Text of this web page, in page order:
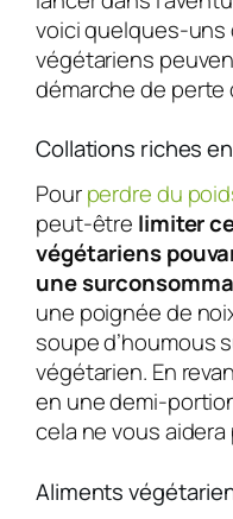
voici quelques-uns
végétariens
démarche de perte
Collations riches
Pourperdre du
peut-être limiter
végétariens
une
une poignée de
soupe d’houmous
végétarien. En
en une demi-
cela ne vous
Aliments